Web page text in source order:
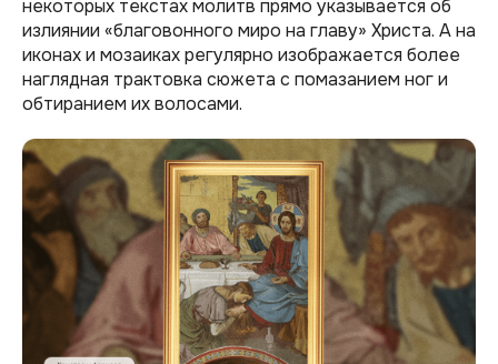
некоторых текстах молитв прямо указывается об
излиянии «благовонного миро на главу»‎ Христа. А на
иконах и мозаиках регулярно изображается более
наглядная трактовка сюжета с помазанием ног и
обтиранием их волосами.